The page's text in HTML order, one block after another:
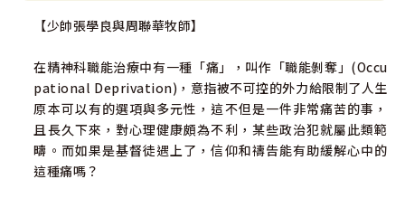
【少帥張學良與周聯華牧師】
在精神科職能治療中有一種「痛」，叫作「職能剝奪」(Occu
pational Deprivation)，意指被不可控的外力給限制了人生
原本可以有的選項與多元性，這不但是一件非常痛苦的事，
且長久下來，對心理健康頗為不利，某些政治犯就屬此類範
疇。而如果是基督徒遇上了，信仰和禱告能有助緩解心中的
這種痛嗎？